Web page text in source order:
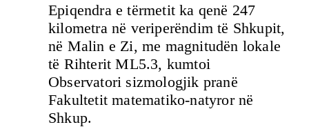
Epiqendra e tërmetit ka qenë 247
kilometra në veriperëndim të Shkupit,
në Malin e Zi, me magnitudën lokale
të Rihterit ML5.3, kumtoi
Observatori sizmologjik pranë
Fakultetit matematiko-natyror në
Shkup.